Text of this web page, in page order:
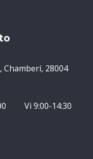
Chamberí, 28004
Vi 9:00-14:30